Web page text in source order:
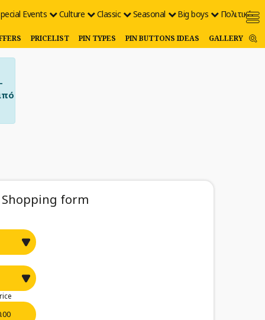
Events Culture Classic Seasonal Big boys Πολιτικές
PRICELIST PIN TYPES PIN BUTTONS IDEAS GALLERY
Shopping form